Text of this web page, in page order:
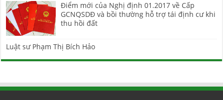
Điểm mới của Nghị định 01.2017 về Cấp
GCNQSDĐ và bồi thường hỗ trợ tái định cư khi
thu hồi đất
Luật sư Phạm Thị Bích Hảo